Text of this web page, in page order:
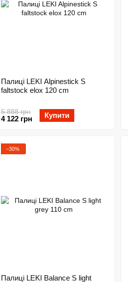
Палиці LEKI Alpinestick S
faltstock elox 120 cm
5 888 грн
4 122 грн Купити
−30%
Палиці LEKI Balance S light